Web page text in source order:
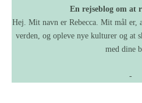
En rejseblog om at
Hej. Mit navn er Rebecca. Mit mål er,
verden, og opleve nye kulturer og at
med dine
-